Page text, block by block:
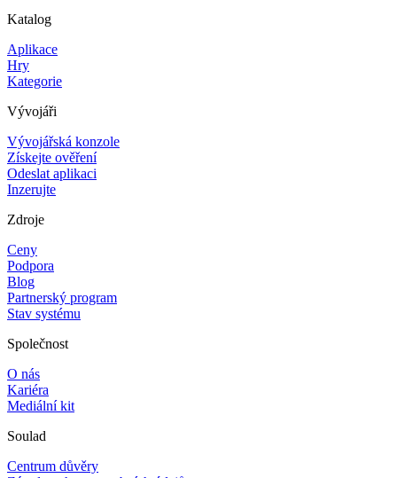
Katalog
Aplikace
Hry
Kategorie
Vývojáři
Vývojářská konzole
Získejte ověření
Odeslat aplikaci
Inzerujte
Zdroje
Ceny
Podpora
Blog
Partnerský program
Stav systému
Společnost
O nás
Kariéra
Mediální kit
Soulad
Centrum důvěry